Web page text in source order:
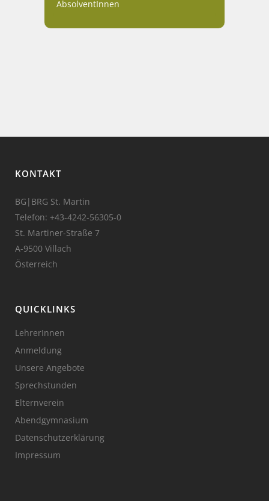
AbsolventInnen
KONTAKT
BG|BRG St. Martin
Telefon: +43-4242-56305-0
St. Martiner-Straße 7
A-9500 Villach
Österreich
QUICKLINKS
LehrerInnen
Anmeldung
Unsere Angebote
Sprechstunden
Elternverein
Abendgymnasium
Datenschutzerklärung
Impressum